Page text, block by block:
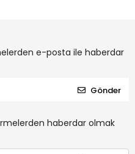
e-posta ile haberdar
Gönder
haberdar olmak